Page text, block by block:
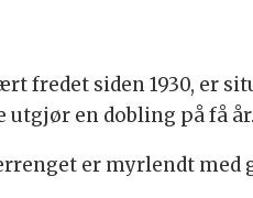
fredet siden 1930, er
utgjør en dobling på få år.
er myrlendt med